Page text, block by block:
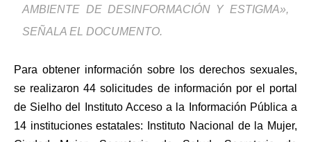
AMBIENTE DE DESINFORMACIÓN Y ESTIGMA»,
SEÑALA EL DOCUMENTO.
Para obtener información sobre los derechos sexuales,
se realizaron 44 solicitudes de información por el portal
de Sielho del Instituto Acceso a la Información Pública a
14 instituciones estatales: Instituto Nacional de la Mujer,